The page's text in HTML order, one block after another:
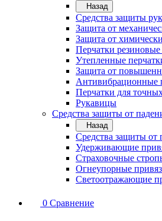
Назад
Средства защиты рук
Защита от
Защита от
Перчатки резиновые
Утепленные
Защита от
Антивибрационные
Перчатки для
Рукавицы
Средства защиты от
Назад
Средства защиты от
Удерживающие
Страховочные
Огнеупорные
Светоотражающие
0 Сравнение